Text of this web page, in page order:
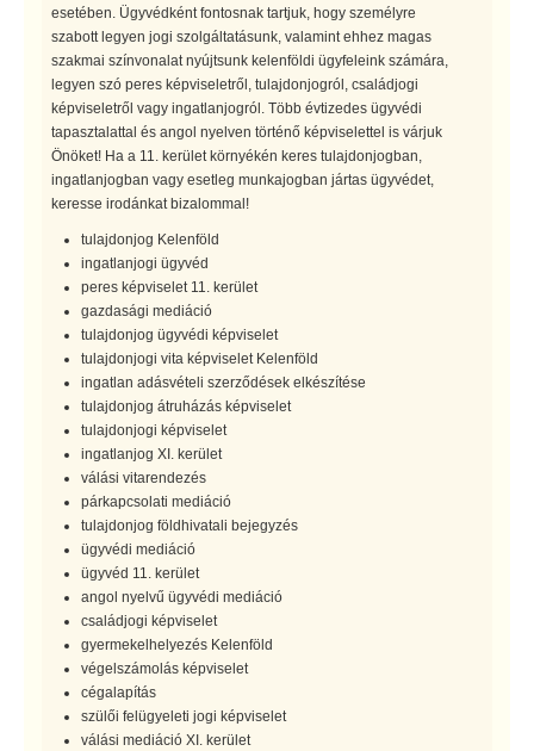
esetében. Ügyvédként fontosnak tartjuk, hogy személyre
szabott legyen jogi szolgáltatásunk, valamint ehhez magas
szakmai színvonalat nyújtsunk kelenföldi ügyfeleink számára,
legyen szó peres képviseletről, tulajdonjogról, családjogi
képviseletről vagy ingatlanjogról. Több évtizedes ügyvédi
tapasztalattal és angol nyelven történő képviselettel is várjuk
Önöket! Ha a 11. kerület környékén keres tulajdonjogban,
ingatlanjogban vagy esetleg munkajogban jártas ügyvédet,
keresse irodánkat bizalommal!
tulajdonjog Kelenföld
ingatlanjogi ügyvéd
peres képviselet 11. kerület
gazdasági mediáció
tulajdonjog ügyvédi képviselet
tulajdonjogi vita képviselet Kelenföld
ingatlan adásvételi szerződések elkészítése
tulajdonjog átruházás képviselet
tulajdonjogi képviselet
ingatlanjog XI. kerület
válási vitarendezés
párkapcsolati mediáció
tulajdonjog földhivatali bejegyzés
ügyvédi mediáció
ügyvéd 11. kerület
angol nyelvű ügyvédi mediáció
családjogi képviselet
gyermekelhelyezés Kelenföld
végelszámolás képviselet
cégalapítás
szülői felügyeleti jogi képviselet
válási mediáció XI. kerület